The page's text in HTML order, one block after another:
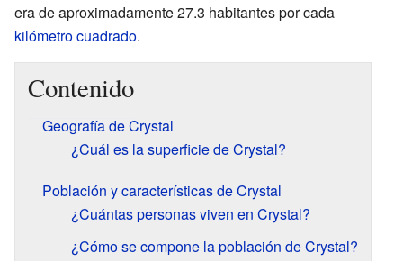
era de aproximadamente 27.3 habitantes por cada
kilómetro cuadrado.
Contenido
Geografía de Crystal
¿Cuál es la superficie de Crystal?
Población y características de Crystal
¿Cuántas personas viven en Crystal?
¿Cómo se compone la población de Crystal?